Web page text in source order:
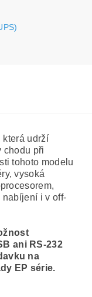
která udrží
chodu při
tohoto modelu
vysoká
nabíjení i v off-
ani RS-232
na
EP série.